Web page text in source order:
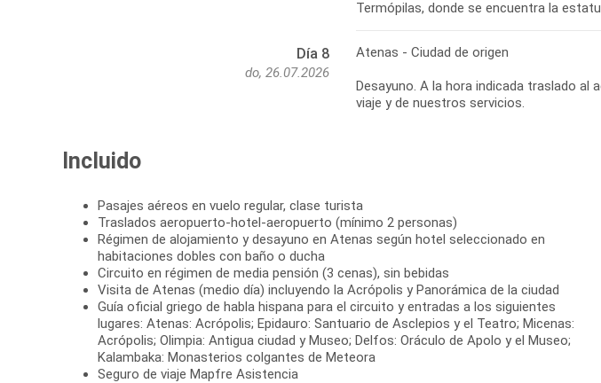
Día 8
do, 26.07.2026
Atenas - Ciudad de origen
Desayuno. A la hora indicada traslado al
Incluido
Pasajes aéreos en vuelo regular, clase turista
Traslados aeropuerto-hotel-aeropuerto (mínimo 2 personas)
Régimen de alojamiento y desayuno en Atenas según hotel seleccionado en
habitaciones dobles con baño o ducha
Circuito en régimen de media pensión (3 cenas), sin bebidas
Visita de Atenas (medio día) incluyendo la Acrópolis y Panorámica de la ciudad
Guía oficial griego de habla hispana para el circuito y entradas a los siguientes
lugares: Atenas: Acrópolis; Epidauro: Santuario de Asclepios y el Teatro; Micenas:
Acrópolis; Olimpia: Antigua ciudad y Museo; Delfos: Oráculo de Apolo y el Museo;
Kalambaka: Monasterios colgantes de Meteora
Seguro de viaje Mapfre Asistencia